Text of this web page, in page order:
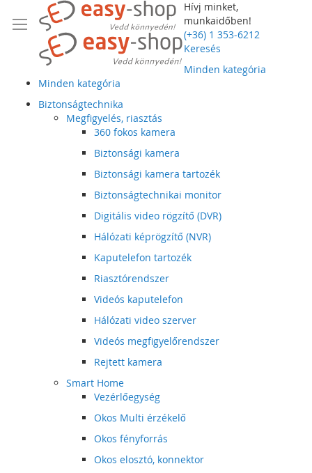
Hívj minket,
munkaidőben!
(+36) 1 353-6212
Keresés
Minden kategória
Minden kategória
Biztonságtechnika
Megfigyelés, riasztás
360 fokos kamera
Biztonsági kamera
Biztonsági kamera tartozék
Biztonságtechnikai monitor
Digitális video rögzítő (DVR)
Hálózati képrögzítő (NVR)
Kaputelefon tartozék
Riasztórendszer
Videós kaputelefon
Hálózati video szerver
Videós megfigyelőrendszer
Rejtett kamera
Smart Home
Vezérlőegység
Okos Multi érzékelő
Okos fényforrás
Okos elosztó, konnektor